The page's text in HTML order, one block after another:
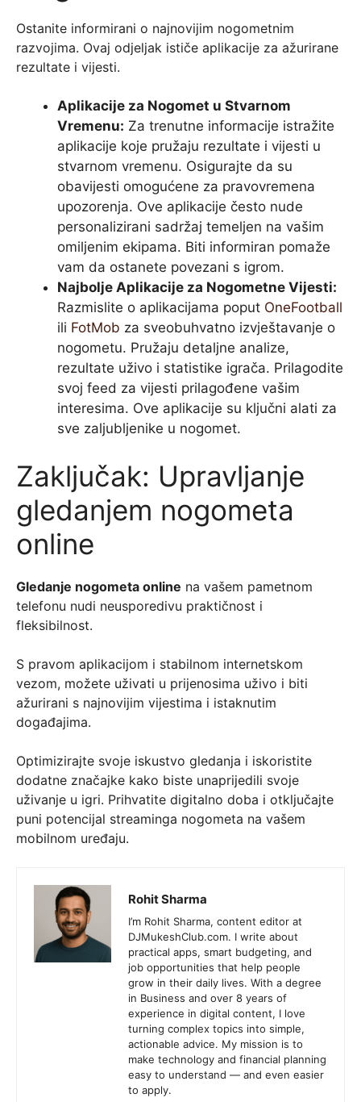
Ostanite informirani o najnovijim nogometnim
razvojima. Ovaj odjeljak ističe aplikacije za ažurirane
rezultate i vijesti.
Aplikacije za Nogomet u Stvarnom
Vremenu: Za trenutne informacije istražite
aplikacije koje pružaju rezultate i vijesti u
stvarnom vremenu. Osigurajte da su
obavijesti omogućene za pravovremena
upozorenja. Ove aplikacije često nude
personalizirani sadržaj temeljen na vašim
omiljenim ekipama. Biti informiran pomaže
vam da ostanete povezani s igrom.
Najbolje Aplikacije za Nogometne Vijesti:
Razmislite o aplikacijama poput OneFootball
ili FotMob za sveobuhvatno izvještavanje o
nogometu. Pružaju detaljne analize,
rezultate uživo i statistike igrača. Prilagodite
svoj feed za vijesti prilagođene vašim
interesima. Ove aplikacije su ključni alati za
sve zaljubljenike u nogomet.
Zaključak: Upravljanje
gledanjem nogometa
online
Gledanje nogometa online na vašem pametnom
telefonu nudi neusporedivu praktičnost i
fleksibilnost.
S pravom aplikacijom i stabilnom internetskom
vezom, možete uživati u prijenosima uživo i biti
ažurirani s najnovijim vijestima i istaknutim
događajima.
Optimizirajte svoje iskustvo gledanja i iskoristite
dodatne značajke kako biste unaprijedili svoje
uživanje u igri. Prihvatite digitalno doba i otključajte
puni potencijal streaminga nogometa na vašem
mobilnom uređaju.
Rohit Sharma
I’m Rohit Sharma, content editor at
DJMukeshClub.com. I write about
practical apps, smart budgeting, and
job opportunities that help people
grow in their daily lives. With a degree
in Business and over 8 years of
experience in digital content, I love
turning complex topics into simple,
actionable advice. My mission is to
make technology and financial planning
easy to understand — and even easier
to apply.